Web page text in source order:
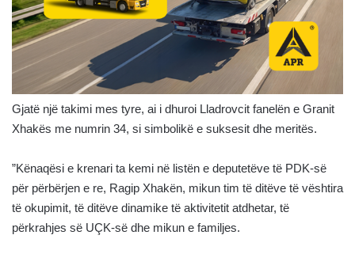
Gjatë një takimi mes tyre, ai i dhuroi Lladrovcit fanelën e Granit
Xhakës me numrin 34, si simbolikë e suksesit dhe meritës.
”Kënaqësi e krenari ta kemi në listën e deputetëve të PDK-së
për përbërjen e re, Ragip Xhakën, mikun tim të ditëve të vështira
të okupimit, të ditëve dinamike të aktivitetit atdhetar, të
përkrahjes së UÇK-së dhe mikun e familjes.